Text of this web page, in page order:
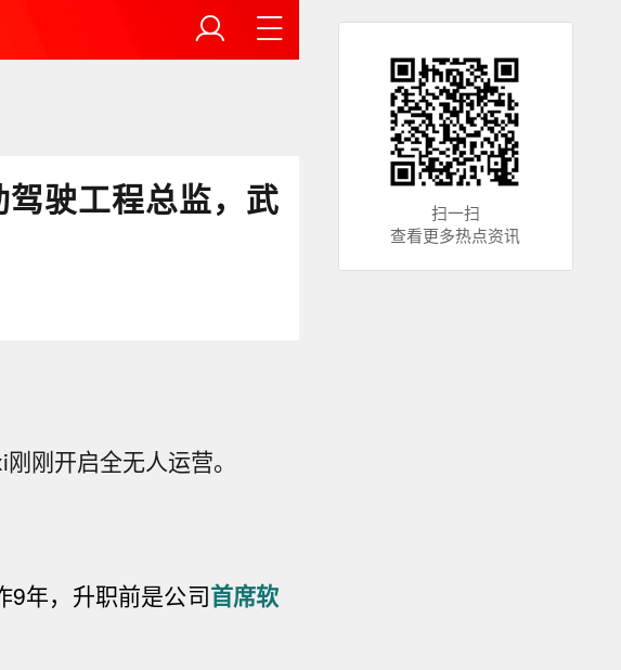
驶工程总监，武
刚开启全无人运营。
9年，升职前是公司首席软
扫一扫
查看更多热点资讯